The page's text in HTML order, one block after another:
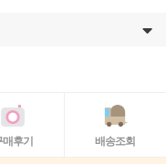
매후기 배송조회